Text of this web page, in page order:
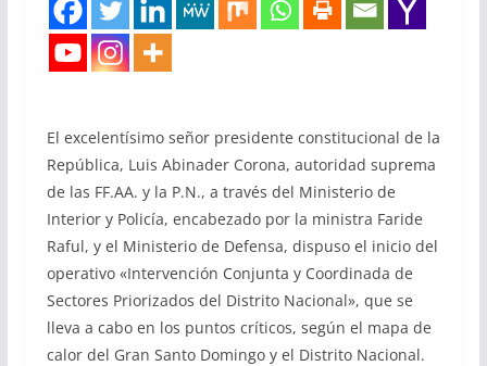
El excelentísimo señor presidente constitucional de la
República, Luis Abinader Corona, autoridad suprema
de las FF.AA. y la P.N., a través del Ministerio de
Interior y Policía, encabezado por la ministra Faride
Raful, y el Ministerio de Defensa, dispuso el inicio del
operativo «Intervención Conjunta y Coordinada de
Sectores Priorizados del Distrito Nacional», que se
lleva a cabo en los puntos críticos, según el mapa de
calor del Gran Santo Domingo y el Distrito Nacional.